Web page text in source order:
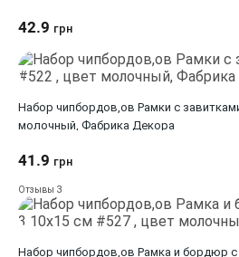
42.9 грн
Набор чипбордов,ов Рамки с
молочный, Фабрика Декора
41.9 грн
Отзывы 3
Набор чипбордов,ов Рамка и бордюр с